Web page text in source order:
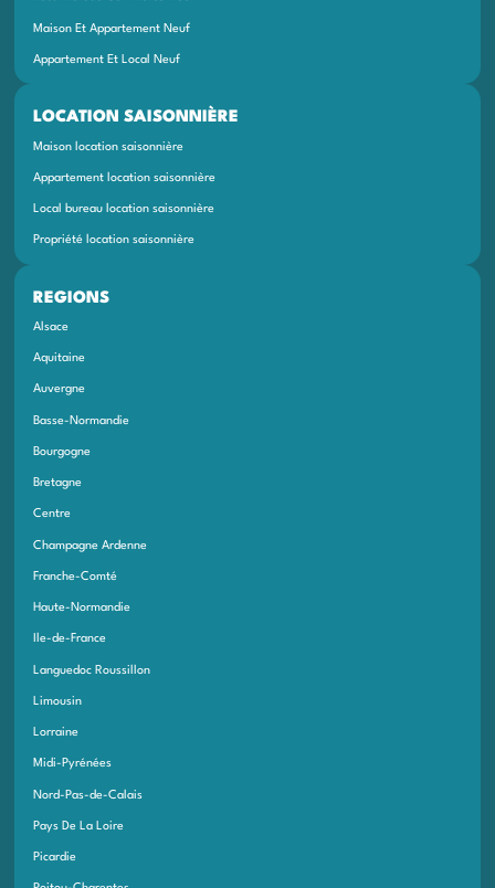
Maison Et Appartement Neuf
Appartement Et Local Neuf
LOCATION SAISONNIÈRE
Maison location saisonnière
Appartement location saisonnière
Local bureau location saisonnière
Propriété location saisonnière
REGIONS
Alsace
Aquitaine
Auvergne
Basse-Normandie
Bourgogne
Bretagne
Centre
Champagne Ardenne
Franche-Comté
Haute-Normandie
Ile-de-France
Languedoc Roussillon
Limousin
Lorraine
Midi-Pyrénées
Nord-Pas-de-Calais
Pays De La Loire
Picardie